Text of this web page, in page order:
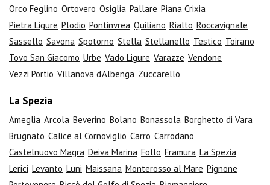
Orco Feglino Ortovero Osiglia Pallare Piana Crixia
Pietra Ligure Plodio Pontinvrea Quiliano Rialto Roccavignale
Sassello Savona Spotorno Stella Stellanello Testico Toirano
Tovo San Giacomo Urbe Vado Ligure Varazze Vendone
Vezzi Portio Villanova d'Albenga Zuccarello
La Spezia
Ameglia Arcola Beverino Bolano Bonassola Borghetto di Vara
Brugnato Calice al Cornoviglio Carro Carrodano
Castelnuovo Magra Deiva Marina Follo Framura La Spezia
Lerici Levanto Luni Maissana Monterosso al Mare Pignone